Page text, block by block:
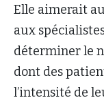
Elle aimerait
aux
déterminer le
dont des
l’intensité de